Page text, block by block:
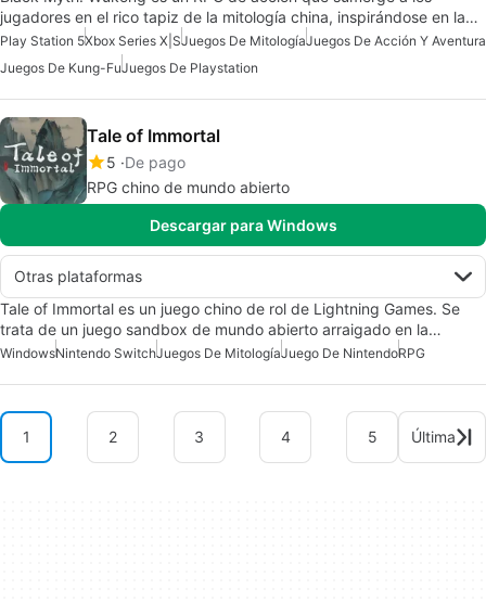
jugadores en el rico tapiz de la mitología china, inspirándose en la…
Play Station 5Xbox Series X|SJuegos De MitologíaJuegos De Acción Y Aventura
Juegos De Kung-FuJuegos De Playstation
Tale of Immortal
5 De pago
RPG chino de mundo abierto
Descargar para Windows
Otras plataformas
Tale of Immortal es un juego chino de rol de Lightning Games. Se
trata de un juego sandbox de mundo abierto arraigado en la…
WindowsNintendo SwitchJuegos De MitologíaJuego De NintendoRPG
1 2 3 4 5 Última